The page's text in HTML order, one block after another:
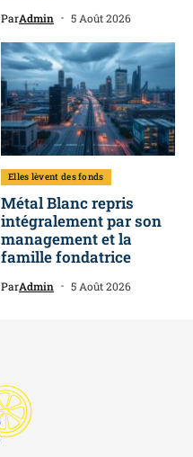
ParAdmin 5 Août 2026
Elles lèvent des fonds
Métal Blanc repris
intégralement par son
management et la
famille fondatrice
ParAdmin 5 Août 2026